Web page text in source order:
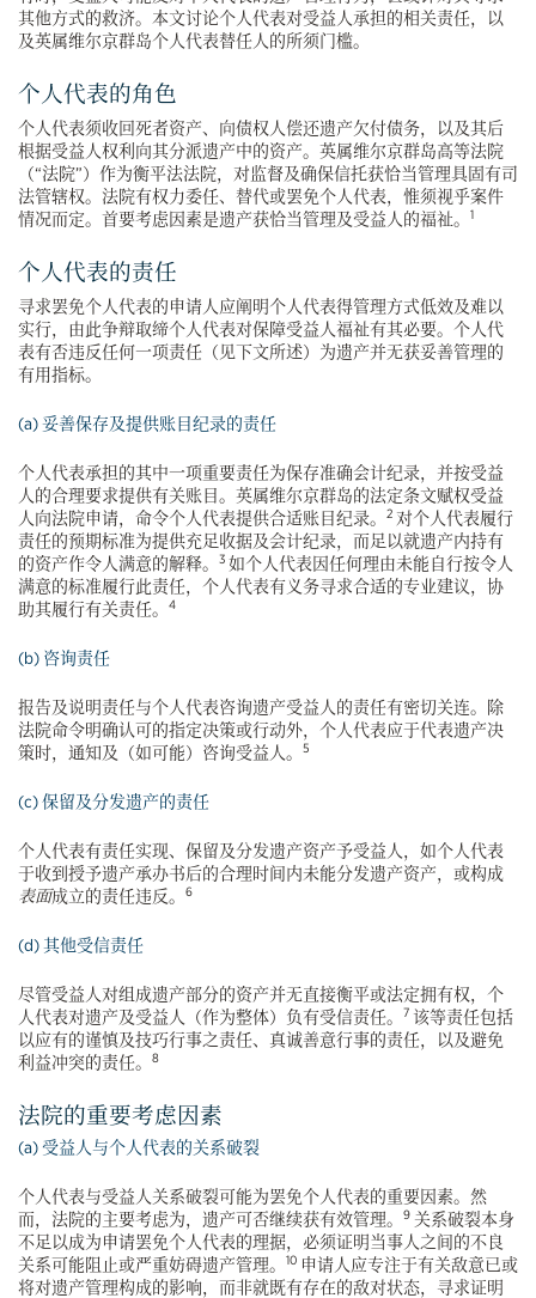
其他方式的救济。本文讨论个人代表对受益人承担的相关责任，以
及英属维尔京群岛个人代表替任人的所须门槛。
个人代表的角色
个人代表须收回死者资产、向债权人偿还遗产欠付债务，以及其后
根据受益人权利向其分派遗产中的资产。英属维尔京群岛高等法院
（“法院”）作为衡平法法院，对监督及确保信托获恰当管理具固有司
法管辖权。法院有权力委任、替代或罢免个人代表，惟须视乎案件
情况而定。首要考虑因素是遗产获恰当管理及受益人的福祉。
1
个人代表的责任
寻求罢免个人代表的申请人应阐明个人代表得管理方式低效及难以
实行，由此争辩取缔个人代表对保障受益人福祉有其必要。个人代
表有否违反任何一项责任（见下文所述）为遗产并无获妥善管理的
有用指标。
(a) 妥善保存及提供账目纪录的责任
个人代表承担的其中一项重要责任为保存准确会计纪录，并按受益
人的合理要求提供有关账目。英属维尔京群岛的法定条文赋权受益
人向法院申请，命令个人代表提供合适账目纪录。
2 对个人代表履行
责任的预期标准为提供充足收据及会计纪录，而足以就遗产内持有
的资产作令人满意的解释。
3 如个人代表因任何理由未能自行按令人
满意的标准履行此责任，个人代表有义务寻求合适的专业建议，协
助其履行有关责任。
4
(b) 咨询责任
报告及说明责任与个人代表咨询遗产受益人的责任有密切关连。除
法院命令明确认可的指定决策或行动外，个人代表应于代表遗产决
策时，通知及（如可能）咨询受益人。
5
(c) 保留及分发遗产的责任
个人代表有责任实现、保留及分发遗产资产予受益人，如个人代表
于收到授予遗产承办书后的合理时间内未能分发遗产资产，或构成
表面成立的责任违反。 6
(d) 其他受信责任
尽管受益人对组成遗产部分的资产并无直接衡平或法定拥有权，个
人代表对遗产及受益人（作为整体）负有受信责任。
7 该等责任包括
以应有的谨慎及技巧行事之责任、真诚善意行事的责任，以及避免
利益冲突的责任。
8
法院的重要考虑因素
(a) 受益人与个人代表的关系破裂
个人代表与受益人关系破裂可能为罢免个人代表的重要因素。然
而，法院的主要考虑为，遗产可否继续获有效管理。
9 关系破裂本身
不足以成为申请罢免个人代表的理据，必须证明当事人之间的不良
关系可能阻止或严重妨碍遗产管理。
10 申请人应专注于有关敌意已或
将对遗产管理构成的影响，而非就既有存在的敌对状态，寻求证明